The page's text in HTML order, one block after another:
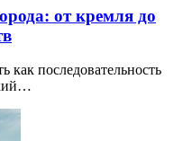
от кремля до
как последовательность